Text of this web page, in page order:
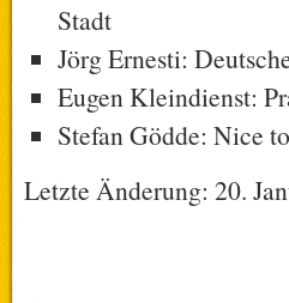
Stadt
Jörg Ernesti:
Eugen Kleindienst:
Stefan Gödde: Nice
Letzte Änderung: 20.